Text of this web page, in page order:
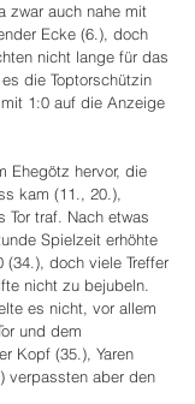
zwar auch nahe mit
Ecke (6.), doch
nicht lange für das
die Toptorschützin
1:0 auf die Anzeige
Ehegötz hervor, die
kam (11., 20.),
Tor traf. Nach etwas
Spielzeit erhöhte
(34.), doch viele Treffer
nicht zu bejubeln.
es nicht, vor allem
und dem
Kopf (35.), Yaren
verpassten aber den